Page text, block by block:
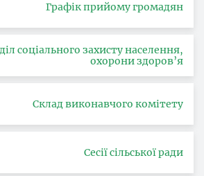
Графік прийому громадян
соціального захисту населення,
охорони здоров’я
Склад виконавчого комітету
Сесії сільської ради